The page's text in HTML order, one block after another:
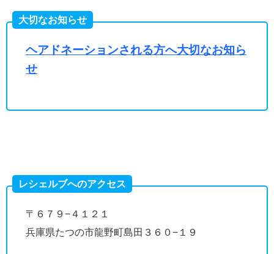
大切なお知らせ
ヘアドネーションされる方へ大切なお知ら
せ
レシェルブへのアクセス
〒６７９−４１２１
兵庫県たつの市龍野町島田３６０−１９